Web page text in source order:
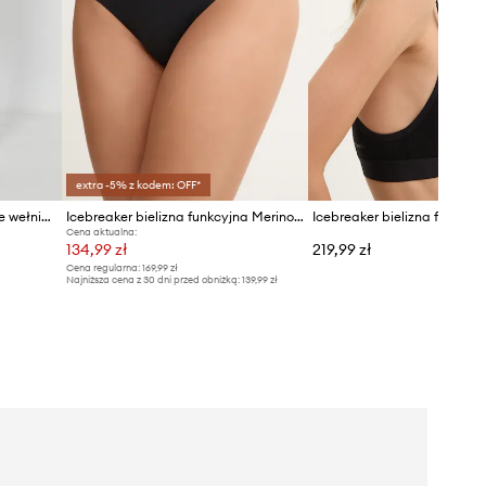
Icebreaker legginsy funkcyjne wełniane 200 Oasis Leggings
extra -5% z kodem: OFF*
Icebreaker bielizna funkcyjna Merino Blend 125 Cool-Lite Sprite Hipster
Cena aktualna:
134,99 zł
Cena regularna:169,99 zł
Najniższa cena z 30 dni przed obniżką:139,99 zł
Icebreaker bielizna
219,99 zł